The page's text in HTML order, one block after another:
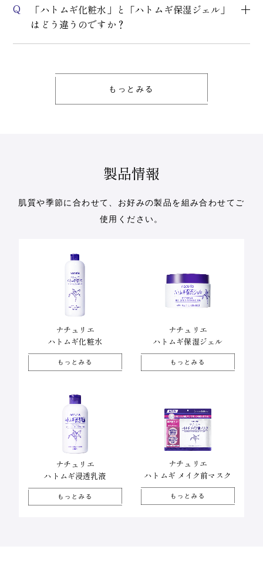
Q
「ハトムギ化粧水」と「ハトムギ保湿ジェル」
はどう違うのですか？
もっとみる
製品情報
肌質や季節に合わせて、お好みの製品を組み合わせてご
使用ください。
ナチュリエ
ハトムギ化粧水
もっとみる
ナチュリエ
ハトムギ保湿ジェル
もっとみる
ナチュリエ
ハトムギ浸透乳液
もっとみる
ナチュリエ
ハトムギ メイク前マスク
もっとみる